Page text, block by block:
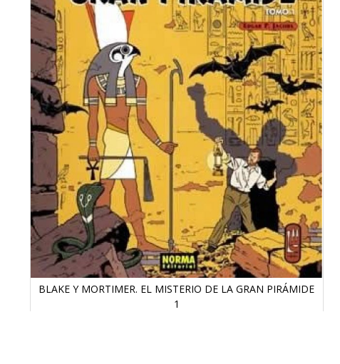
BLAKE Y MORTIMER. EL MISTERIO DE LA GRAN PIRÁMIDE
1